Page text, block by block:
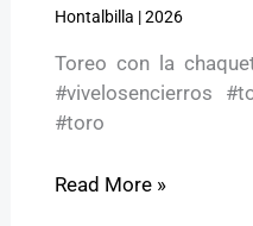
Hontalbilla |2026
Toreo con la
#vivelosencierros
#toro
Read More »